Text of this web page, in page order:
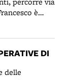
XV
cattolici
è
delle terre
Ugo Bassi,
e forze
ufficiale,
rimane
DI
delle